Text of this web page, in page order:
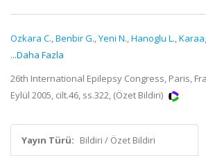
Ozkara C.,Benbir G.,Yeni N.,Hanoglu L.,
...Daha Fazla
26th International Epilepsy Congress, Paris,
Eylül 2005, cilt.46, ss.322, (Özet Bildiri)
Yayın Türü: Bildiri / Özet Bildiri